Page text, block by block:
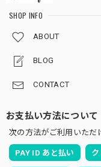
SHOP INFO
ABOUT
BLOG
CONTACT
お支払い方法について
次の方法がご利用いただ
PAY ID あと払い